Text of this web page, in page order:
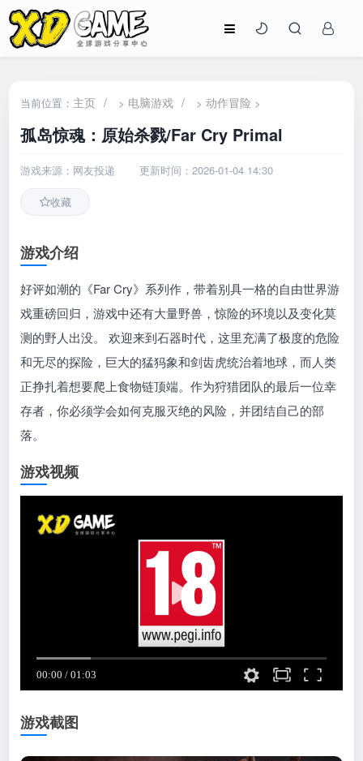
当前位置： 主页 / > 电脑游戏 / >动作冒险 >
孤岛惊魂：原始杀戮/Far Cry Primal
游戏来源：网友投递 更新时间：2026-01-04 14:30
收藏
游戏介绍
好评如潮的《Far Cry》系列作，带着别具一格的自由世界游
戏重磅回归，游戏中还有大量野兽，惊险的环境以及变化莫
测的野人出没。 欢迎来到石器时代，这里充满了极度的危险
和无尽的探险，巨大的猛犸象和剑齿虎统治着地球，而人类
正挣扎着想要爬上食物链顶端。作为狩猎团队的最后一位幸
存者，你必须学会如何克服灭绝的风险，并团结自己的部
落。
游戏视频
游戏截图